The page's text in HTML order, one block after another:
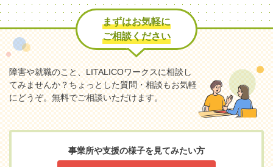
まずはお気軽に
ご相談ください
障害や就職のこと、LITALICOワークスに相談し
てみませんか？ちょっとした質問・相談もお気軽
にどうぞ。無料でご相談いただけます。
事業所や支援の様子を見てみたい方